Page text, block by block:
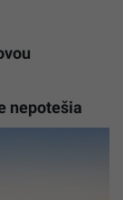
nepotešia